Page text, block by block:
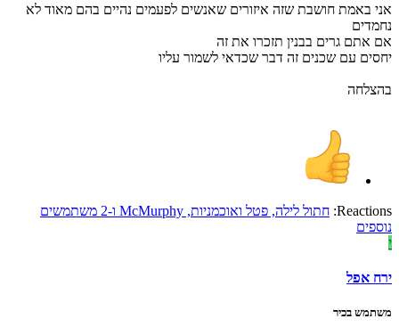
אני באמת חושבת שזה איזורים שאנשים לפעמים נהיים בהם מאוד לא
נחמדים
אם אתם גרים בבנין תזכרו את זה
יחסים עם שכנים זה דבר שכדאי לשמור עליו
בהצלחה
Reactions: חתול לילה, פטל ואוכמניות,
McMurphy
ו-2 משתמשים
נוספים
י
ירח אפל
משתמש בכיר